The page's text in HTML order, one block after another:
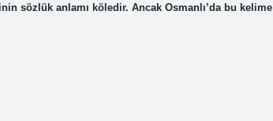
sözlük anlamı köledir. Ancak Osmanlı’da bu kelime